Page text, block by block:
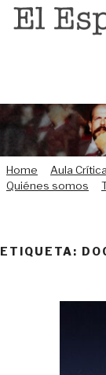
Saltar
Home Aula Crítica
Quiénes somos
ETIQUETA: